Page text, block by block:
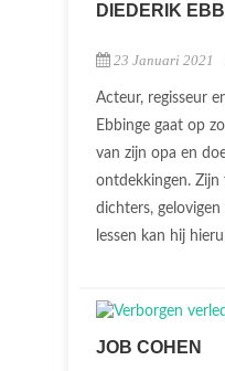
DIEDERIK
23 Januari 2021
Acteur, regisseur
Ebbinge gaat op
van zijn opa en
ontdekkingen. Zijn
dichters,
lessen kan hij hieru
JOB COHEN